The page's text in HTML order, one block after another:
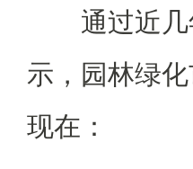
通过近
示，园林绿
现在：